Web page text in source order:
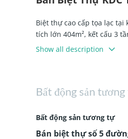
Biệt thự cao cấp tọa lạc
tích lớn 404m², kết cấu 3
đẳng cấp hoặc đầu tư giữ
Địa chỉ: Số 5 đường
Diện tích: 16,5m x 24,5m
Công nhận: 404m²
Kết cấu: 3 tầng
Show all description
Bất động sản
Bất động sản tương tự
Bán biệt thự số 5